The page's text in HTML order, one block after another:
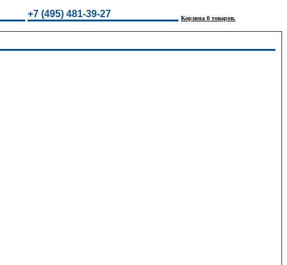
+7 (495) 481-39-27 Корзина 0 товаров.